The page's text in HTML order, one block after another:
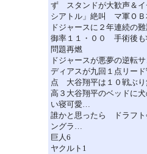
ず スタンドが大歓声＆イ
シアトル」絶叫 マ軍ＯＢ
ドジャースに２年連続の
御率１１・００ 手術後
問題再燃
ドジャースが悪夢の逆転
ディアスが九回１点リー
点 大谷翔平は１０戦ぶり
高３大谷翔平のベッドに
い寝可愛…
誰かと思ったら ドラフト
ングラ…
巨人6
ヤクルト1